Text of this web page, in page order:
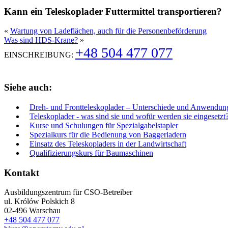
Kann ein Teleskoplader Futtermittel transportieren?
« Wartung von Ladeflächen, auch für die Personenbeförderung
Was sind HDS-Krane? »
EINSCHREIBUNG: +48 504 477 077
Siehe auch:
Dreh- und Frontteleskoplader – Unterschiede und
Teleskoplader - was sind sie und wofür werden sie
Kurse und Schulungen für Spezialgabelstapler
Spezialkurs für die Bedienung von Baggerladern
Einsatz des Teleskopladers in der Landwirtschaft
Qualifizierungskurs für Baumaschinen
Kontakt
Ausbildungszentrum für CSO-Betreiber
ul. Królów Polskich 8
02-496 Warschau
+48 504 477 077